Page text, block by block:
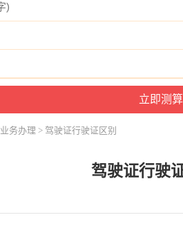
业务办理 > 驾驶证行驶证区别
驾驶证行驶